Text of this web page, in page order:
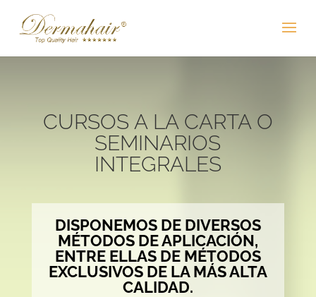
CURSOS A LA CARTA O
SEMINARIOS
INTEGRALES
DISPONEMOS DE DIVERSOS
MÉTODOS DE APLICACIÓN,
ENTRE ELLAS DE MÉTODOS
EXCLUSIVOS DE LA MÁS ALTA
CALIDAD.